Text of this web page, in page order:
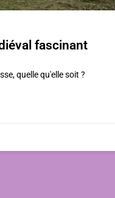
fascinant
quelle qu'elle soit ?